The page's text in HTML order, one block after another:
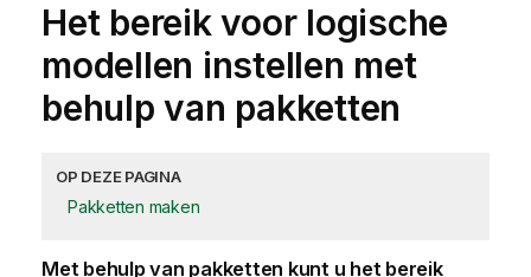
Het bereik voor logische
modellen instellen met
behulp van pakketten
OP DEZE PAGINA
Pakketten maken
Met behulp van pakketten kunt u het bereik